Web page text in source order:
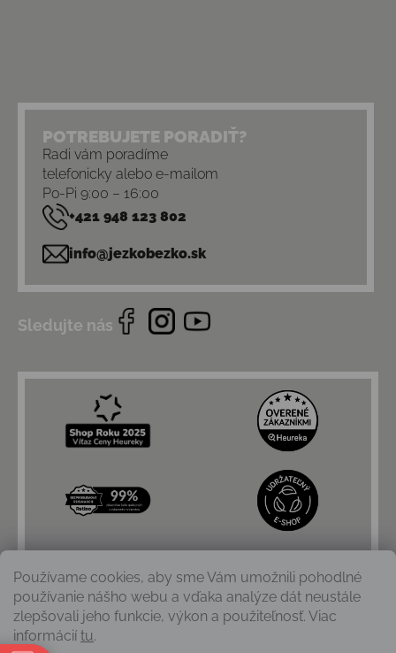
Používame cookies, aby sme Vám umožnili pohodlné
používanie nášho webu a vďaka analýze dát neustále
zlepšovali jeho funkcie, výkon a použiteľnosť. Viac
informácií tu.
POTREBUJETE PORADIŤ?
Radi vám poradíme
telefonicky alebo e-mailom
Po-Pi 9:00 – 16:00
+421 948 123 802
info@jezkobezko.sk
Sledujte nás